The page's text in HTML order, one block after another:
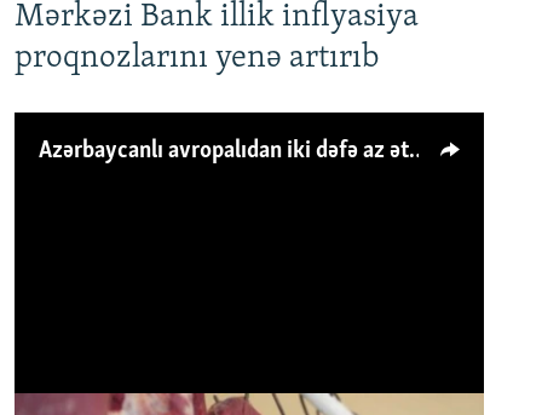
Mərkəzi Bank illik inflyasiya
proqnozlarını yenə artırıb
Azərbaycanlı avropalıdan iki dəfə az ət yeyir, amma... 'Qiymət artımı qaçılmazdır'